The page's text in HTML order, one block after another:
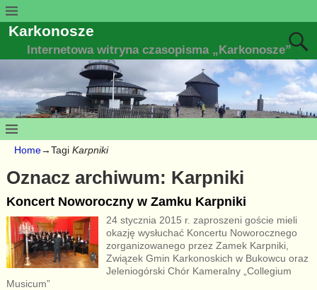
Karkonosze
Internetowa witryna czasopisma „Karkonosze”
Home→Tagi Karpniki
Oznacz archiwum: Karpniki
Koncert Noworoczny w Zamku Karpniki
24 stycznia 2015 r. zaproszeni goście mieli
okazję wysłuchać Koncertu Noworocznego
zorganizowanego przez Zamek Karpniki,
Związek Gmin Karkonoskich w Bukowcu oraz
Jeleniogórski Chór Kameralny „Collegium
Musicum”